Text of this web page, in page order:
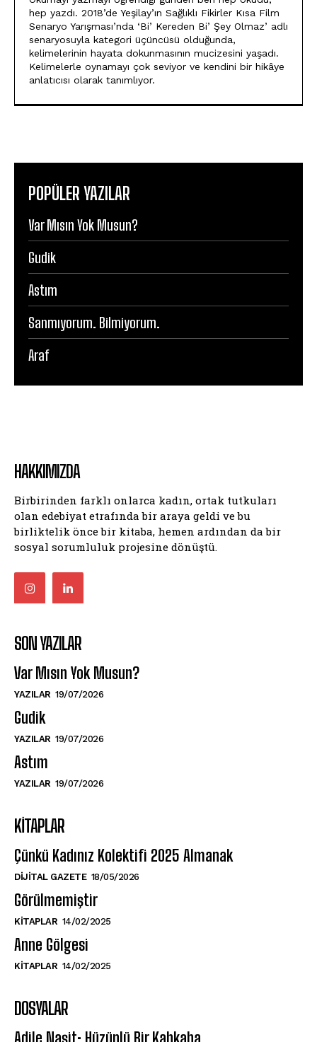
hep yazdı. 2018’de Yeşilay’ın Sağlıklı Fikirler Kısa Film
Senaryo Yarışması’nda ‘Bi’ Kereden Bi’ Şey Olmaz’ adlı
senaryosuyla kategori üçüncüsü olduğunda,
kelimelerinin hayata dokunmasının mucizesini yaşadı.
Kelimelerle oynamayı çok seviyor ve kendini bir hikâye
anlatıcısı olarak tanımlıyor.
POPÜLER YAZILAR
Var Mısın Yok Musun?
Gudik
Astım
Sanmıyorum. Bilmiyorum.
Araf
HAKKIMIZDA
Birbirinden farklı onlarca kadın, ortak tutkuları
olan edebiyat etrafında bir araya geldi ve bu
birliktelik önce bir kitaba, hemen ardından da bir
sosyal sorumluluk projesine dönüştü.
SON YAZILAR
Var Mısın Yok Musun?
YAZILAR 19/07/2026
Gudik
YAZILAR 19/07/2026
Astım
YAZILAR 19/07/2026
KITAPLAR
Çünkü Kadınız Kolektifi 2025 Almanak
DIJITAL GAZETE 18/05/2026
Görülmemiştir
KITAPLAR 14/02/2025
Anne Gölgesi
KITAPLAR 14/02/2025
DOSYALAR
Adile Naşit: Hüzünlü Bir Kahkaha